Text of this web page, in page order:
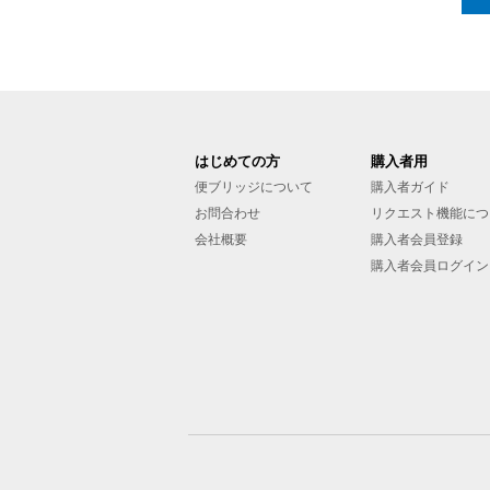
はじめての方
便ブリッジについて
お問合わせ
会社概要
購入者用
購入者ガイド
リクエスト機能に
購入者会員登録
購入者会員ログイン